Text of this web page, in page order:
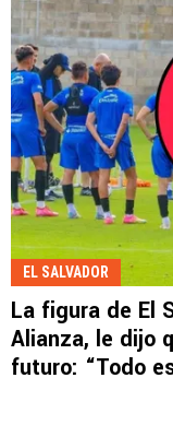
EL SALVADOR
La figura de El
Alianza, le dijo
futuro: “Todo